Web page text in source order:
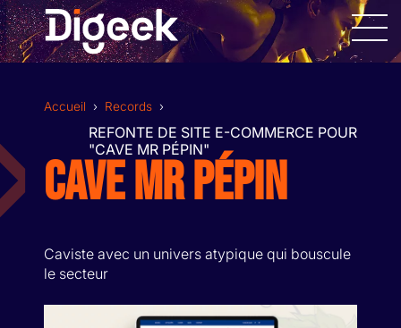
Allez
au
contenu
DESIGN GRAPHIQUE
SITES INTERNET
Accueil › Records ›
REFONTE DE SITE E-COMMERCE POUR
"CAVE MR PÉPIN"
CAVE MR PÉPIN
Caviste avec un univers atypique qui bouscule
le secteur